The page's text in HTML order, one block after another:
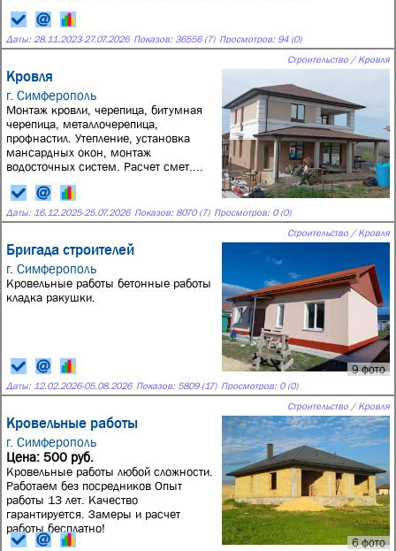
Даты: 28.11.2023-27.07.2026 Показов: 36556 (7) Просмотров: 94 (0)
Строительство / Кровля
Кровля
г. Симферополь
Монтаж кровли, черепица, битумная
черепица, металлочерепица,
профнастил. Утепление, установка
мансардных окон, монтаж
водосточных систем. Расчет смет....
Даты: 16.12.2025-25.07.2026 Показов: 8070 (7) Просмотров: 0 (0)
Строительство / Кровля
Бригада строителей
г. Симферополь
9 фото
Кровельные работы бетонные работы
кладка ракушки.
Даты: 12.02.2026-05.08.2026 Показов: 5809 (17) Просмотров: 0 (0)
Строительство / Кровля
Кровельные работы
г. Симферополь
6 фото
Цена: 500 руб.
Кровельные работы любой сложности.
Работаем без посредников Опыт
работы 13 лет. Качество
гарантируется. Замеры и расчет
работы бесплатно!